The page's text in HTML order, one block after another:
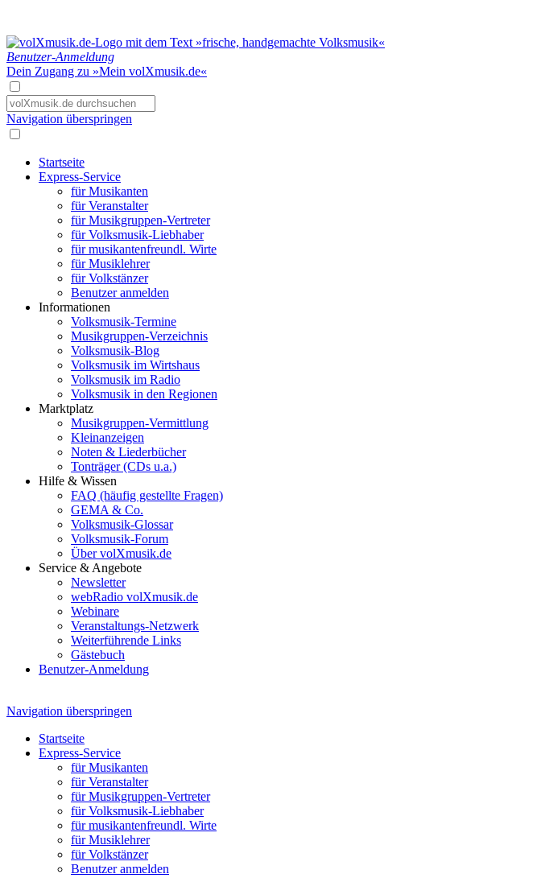
Benutzer-Anmeldung
Dein Zugang zu »Mein volXmusik.de«
Navigation überspringen
Startseite
Express-Service
für Musikanten
für Veranstalter
für Musikgruppen-Vertreter
für Volksmusik-Liebhaber
für musikantenfreundl. Wirte
für Musiklehrer
für Volkstänzer
Benutzer anmelden
Informationen
Volksmusik-Termine
Musikgruppen-Verzeichnis
Volksmusik-Blog
Volksmusik im Wirtshaus
Volksmusik im Radio
Volksmusik in den Regionen
Marktplatz
Musikgruppen-Vermittlung
Kleinanzeigen
Noten & Liederbücher
Tonträger (CDs u.a.)
Hilfe & Wissen
FAQ (häufig gestellte Fragen)
GEMA & Co.
Volksmusik-Glossar
Volksmusik-Forum
Über volXmusik.de
Service & Angebote
Newsletter
webRadio volXmusik.de
Webinare
Veranstaltungs-Netzwerk
Weiterführende Links
Gästebuch
Benutzer-Anmeldung
Navigation überspringen
Startseite
Express-Service
für Musikanten
für Veranstalter
für Musikgruppen-Vertreter
für Volksmusik-Liebhaber
für musikantenfreundl. Wirte
für Musiklehrer
für Volkstänzer
Benutzer anmelden